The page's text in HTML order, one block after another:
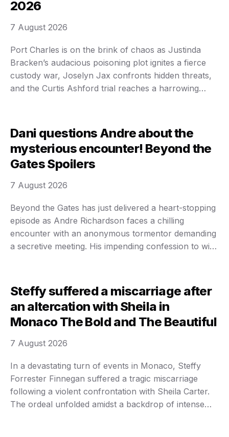
2026
Port Charles is on the brink of chaos as Justinda
Bracken’s audacious poisoning plot ignites a fierce
custody war, Joselyn Jax confronts hidden threats,
and the Curtis Ashford trial reaches a harrowing
August 10, 2026. The battle for Wy and Amelia’s …
7 August 2026
Dani questions Andre about the
mysterious encounter! Beyond the
Gates Spoilers
Beyond the Gates has just delivered a heart-stopping
episode as Andre Richardson faces a chilling
encounter with an anonymous tormentor demanding
a secretive meeting. His impending confession to wife
impending devastation that leaves fans breathless.
Andre Richardson, normally composed …
7 August 2026
Steffy suffered a miscarriage after
an altercation with Sheila in
Monaco The Bold and The Beautiful
In a devastating turn of events in Monaco, Steffy
Forrester Finnegan suffered a tragic miscarriage
following a violent confrontation with Sheila Carter.
The ordeal unfolded amidst a backdrop of intense
7 August 2026